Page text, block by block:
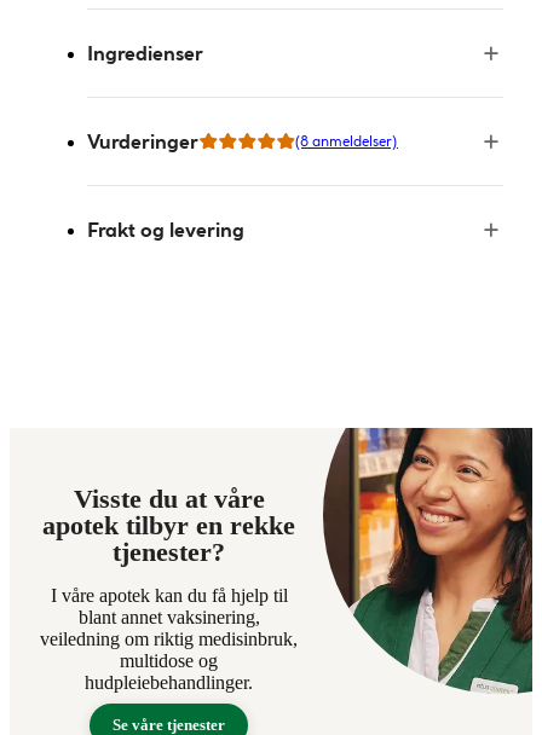
Ingredienser
Vurderinger (8 anmeldelser)
Frakt og levering
Visste du at våre
apotek tilbyr en rekke
tjenester?
I våre apotek kan du få hjelp til
blant annet vaksinering,
veiledning om riktig medisinbruk,
multidose og
hudpleiebehandlinger.
Se våre tjenester